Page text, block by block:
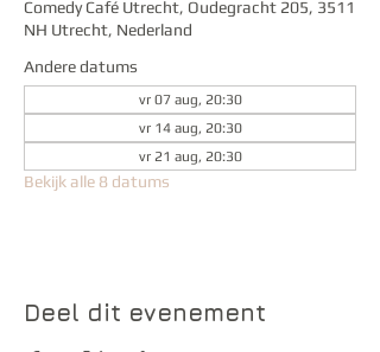
Comedy Café Utrecht, Oudegracht 205, 3511
NH Utrecht, Nederland
Andere datums
vr 07 aug, 20:30
vr 14 aug, 20:30
vr 21 aug, 20:30
Bekijk alle 8 datums
Deel dit evenement